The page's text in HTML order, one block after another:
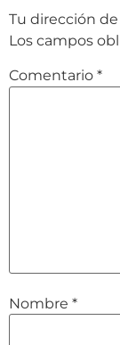
Tu dirección
Los campos
Comentario *
Nombre *